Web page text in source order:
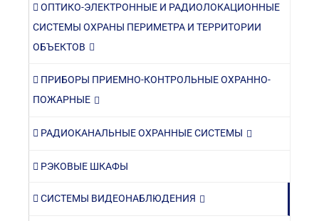
ОПТИКО-ЭЛЕКТРОННЫЕ И РАДИОЛОКАЦИОННЫЕ
СИСТЕМЫ ОХРАНЫ ПЕРИМЕТРА И ТЕРРИТОРИИ
ОБЪЕКТОВ
ПРИБОРЫ ПРИЕМНО-КОНТРОЛЬНЫЕ ОХРАННО-
ПОЖАРНЫЕ
РАДИОКАНАЛЬНЫЕ ОХРАННЫЕ СИСТЕМЫ
РЭКОВЫЕ ШКАФЫ
СИСТЕМЫ ВИДЕОНАБЛЮДЕНИЯ